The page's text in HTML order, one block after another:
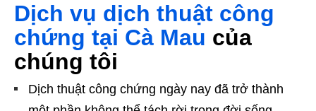
Dịch vụ dịch thuật công
chứng tại Cà Mau của
chúng tôi
Dịch thuật công chứng ngày nay đã trở thành